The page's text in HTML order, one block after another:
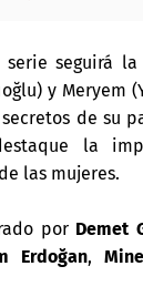
serie seguirá
y Meryem
de su
la
las mujeres.
por Demet
Erdoğan,